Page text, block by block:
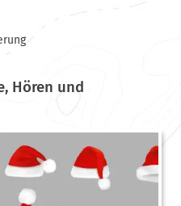
Hören und